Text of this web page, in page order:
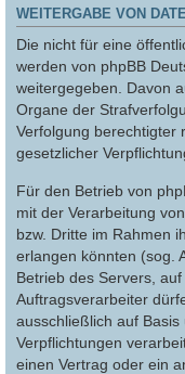
WEITERGABE VON
Die nicht für eine
werden von phpBB
weitergegeben. Davon
Organe der
Verfolgung berechtigter
gesetzlicher
Für den Betrieb von
mit der Verarbeitung
bzw. Dritte im Rahmen
erlangen könnten (sog.
Betrieb des Servers,
Auftragsverarbeiter
ausschließlich auf
Verpflichtungen
einen Vertrag oder ein